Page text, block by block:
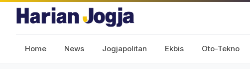
Home News Jogjapolitan Ekbis Oto-Tekno